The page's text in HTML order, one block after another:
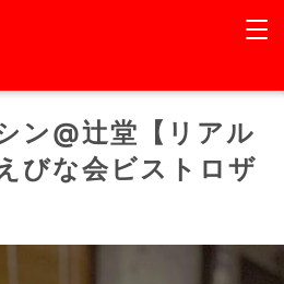
ン@辻堂【リアル
びな会ビストロザ